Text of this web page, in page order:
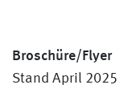
Broschüre/Flyer
Stand April 2025